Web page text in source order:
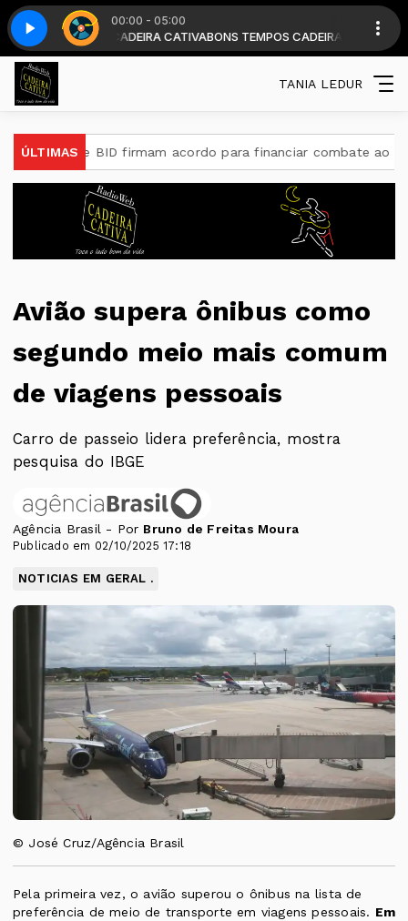
00:00 - 05:00
com DJ CADEIRA CATIVABONS TEMPOS CADEIRA diariamente a
Top classic - Parte 3
TANIA LEDUR
ÚLTIMAS
e BID firmam acordo para financiar combate ao crime
Avião supera ônibus como
segundo meio mais comum
de viagens pessoais
Carro de passeio lidera preferência, mostra
pesquisa do IBGE
Agência Brasil - Por Bruno de Freitas Moura
Publicado em 02/10/2025 17:18
NOTICIAS EM GERAL .
© José Cruz/Agência Brasil
Pela primeira vez, o avião superou o ônibus na lista de
preferência de meio de transporte em viagens pessoais. Em